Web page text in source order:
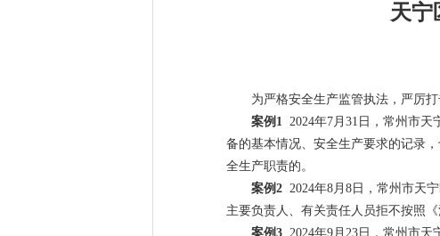
天宁
为严格安全生产监管执法，严厉
案例 1 2024年7月 31 日，常州市天
备的基本情况、安全生产要求的记录
全生产职责的。
案例2 2024年8月 8 日，常州市天
主要负责人、有关责任人员拒不按照
案例3 2024年9 月 23 日，常州市天